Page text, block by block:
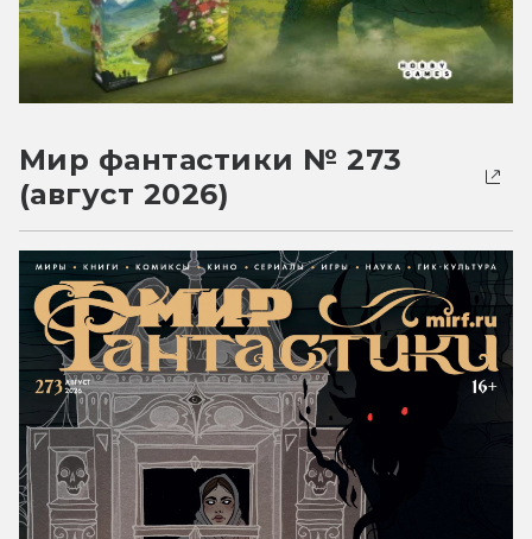
Мир фантастики № 273
(август 2026)